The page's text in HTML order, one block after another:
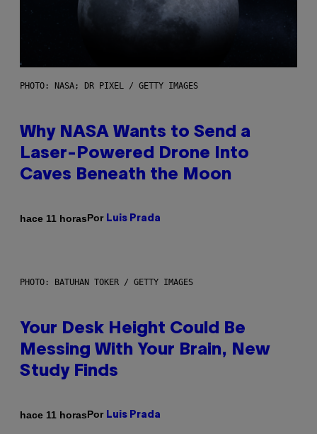
PHOTO: NASA; DR PIXEL / GETTY IMAGES
Why NASA Wants to Send a
Laser-Powered Drone Into
Caves Beneath the Moon
hace 11 horasPor Luis Prada
PHOTO: BATUHAN TOKER / GETTY IMAGES
Your Desk Height Could Be
Messing With Your Brain, New
Study Finds
hace 11 horasPor Luis Prada